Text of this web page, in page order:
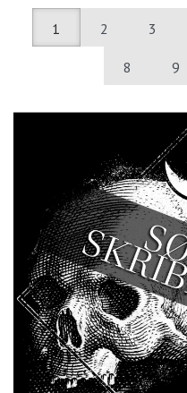
1 2 3
8 9